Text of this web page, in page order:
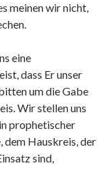
meinen wir nicht,
eine
dass Er unser
um die Gabe
Wir stellen uns
prophetischer
dem Hauskreis, der
sind,